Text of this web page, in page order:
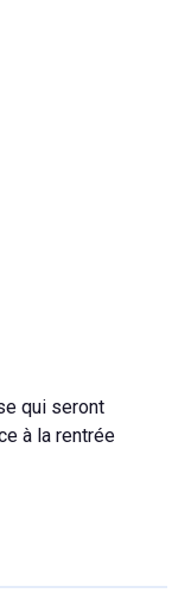
qui seront
à la rentrée